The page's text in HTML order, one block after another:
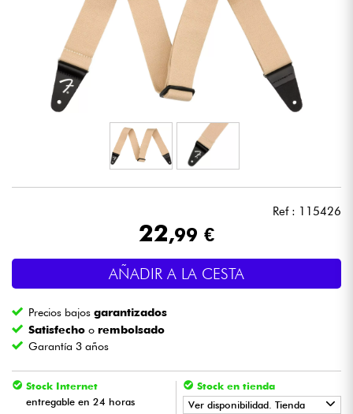
Sintetizadores & samplers
Grabación
Auriculares
Luces
Vientos
Violines y cuarteto
Ref : 115426
22,99 €
AÑADIR A LA CESTA
Precios bajosgarantizados
Satisfecho o rembolsado
Garantía 3 años
Stock Internet
entregable en 24 horas
Stock en tienda
Ver disponibilidad. Tienda